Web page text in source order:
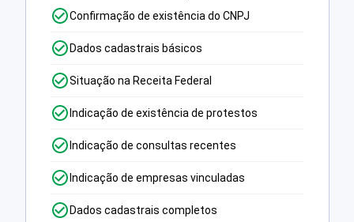
Confirmação de existência do CNPJ
Dados cadastrais básicos
Situação na Receita Federal
Indicação de existência de protestos
Indicação de consultas recentes
Indicação de empresas vinculadas
Dados cadastrais completos